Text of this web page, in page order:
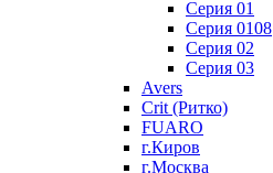
Серия 01
Серия 0108
Серия 02
Серия 03
Avers
Crit (Ритко)
FUARO
г.Киров
г.Москва